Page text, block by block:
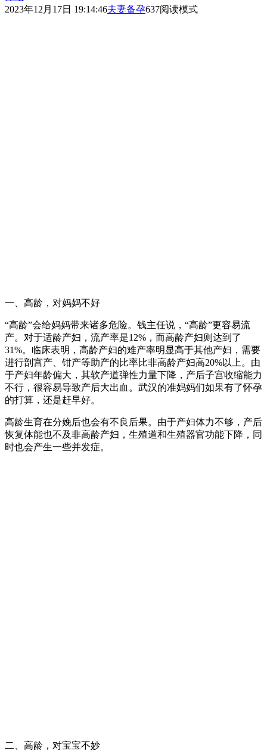
2023年12月17日 19:14:46夫妻备孕637阅读模式
一、高龄，对妈妈不好
“高龄”会给妈妈带来诸多危险。钱主任说，“高龄”更容易流
产。对于适龄产妇，流产率是12%，而高龄产妇则达到了
31%。临床表明，高龄产妇的难产率明显高于其他产妇，需要
进行剖宫产、钳产等助产的比率比非高龄产妇高20%以上。由
于产妇年龄偏大，其软产道弹性力量下降，产后子宫收缩能力
不行，很容易导致产后大出血。武汉的准妈妈们如果有了怀孕
的打算，还是赶早好。
高龄生育在分娩后也会有不良后果。由于产妇体力不够，产后
恢复体能也不及非高龄产妇，生殖道和生殖器官功能下降，同
时也会产生一些并发症。
二、高龄，对宝宝不妙